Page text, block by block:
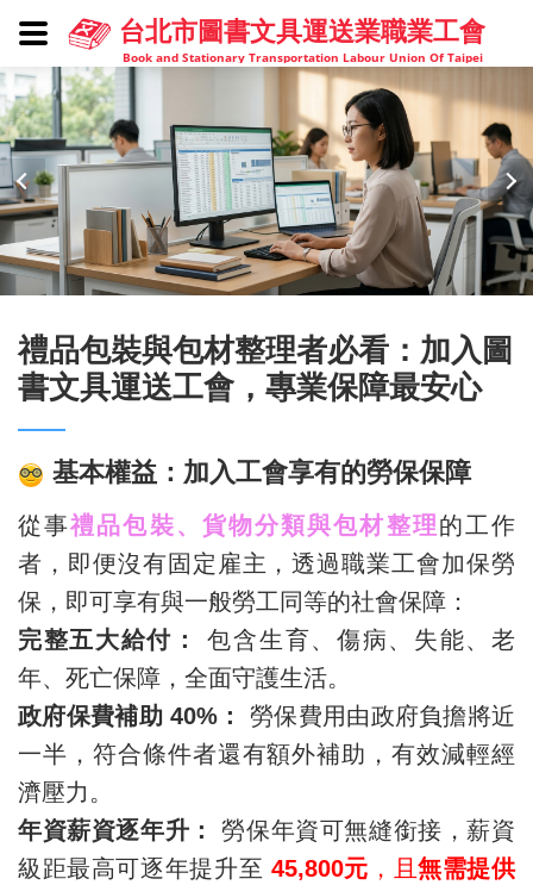
台北市圖書文具運送業職業工會
Book and Stationary Transportation Labour Union Of Taipei
禮品包裝與包材整理者必看：加入圖
書文具運送工會，專業保障最安心
基本權益：加入工會享有的勞保保障
從事禮品包裝、貨物分類與包材整理的工作
者，即便沒有固定雇主，透過職業工會加保勞
保，即可享有與一般勞工同等的社會保障：
完整五大給付：
包含生育、傷病、失能、老
年、死亡保障，全面守護生活。
政府保費補助 40%：
勞保費用由政府負擔將近
一半，符合條件者還有額外補助，有效減輕經
濟壓力。
年資薪資逐年升：
勞保年資可無縫銜接，薪資
級距最高可逐年提升至 45,800元 ，且無需提供